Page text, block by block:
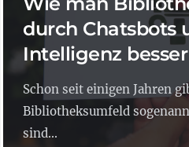
durch Chatsbots
Intelligenz
Schon seit einigen Jahren
Bibliotheksumfeld
sind...